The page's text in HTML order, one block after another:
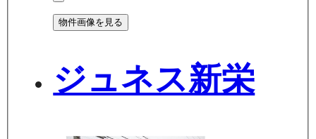
物件画像を見る
ジュネス新栄